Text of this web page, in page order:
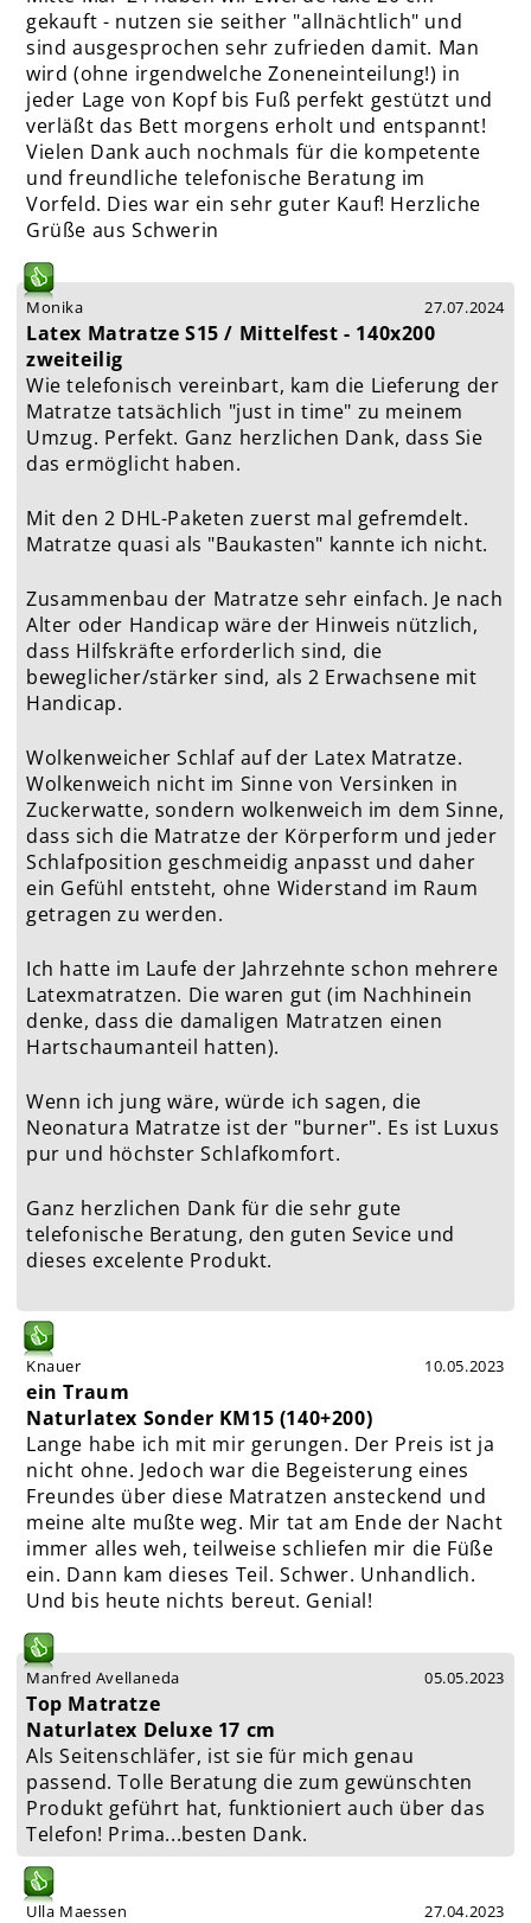
gekauft - nutzen sie seither "allnächtlich" und
sind ausgesprochen sehr zufrieden damit. Man
wird (ohne irgendwelche Zoneneinteilung!) in
jeder Lage von Kopf bis Fuß perfekt gestützt und
verläßt das Bett morgens erholt und entspannt!
Vielen Dank auch nochmals für die kompetente
und freundliche telefonische Beratung im
Vorfeld. Dies war ein sehr guter Kauf! Herzliche
Grüße aus Schwerin
Monika 27.07.2024
Latex Matratze S15 / Mittelfest - 140x200
zweiteilig
Wie telefonisch vereinbart, kam die Lieferung der
Matratze tatsächlich "just in time" zu meinem
Umzug. Perfekt. Ganz herzlichen Dank, dass Sie
das ermöglicht haben.
Mit den 2 DHL-Paketen zuerst mal gefremdelt.
Matratze quasi als "Baukasten" kannte ich nicht.
Zusammenbau der Matratze sehr einfach. Je nach
Alter oder Handicap wäre der Hinweis nützlich,
dass Hilfskräfte erforderlich sind, die
beweglicher/stärker sind, als 2 Erwachsene mit
Handicap.
Wolkenweicher Schlaf auf der Latex Matratze.
Wolkenweich nicht im Sinne von Versinken in
Zuckerwatte, sondern wolkenweich im dem Sinne,
dass sich die Matratze der Körperform und jeder
Schlafposition geschmeidig anpasst und daher
ein Gefühl entsteht, ohne Widerstand im Raum
getragen zu werden.
Ich hatte im Laufe der Jahrzehnte schon mehrere
Latexmatratzen. Die waren gut (im Nachhinein
denke, dass die damaligen Matratzen einen
Hartschaumanteil hatten).
Wenn ich jung wäre, würde ich sagen, die
Neonatura Matratze ist der "burner". Es ist Luxus
pur und höchster Schlafkomfort.
Ganz herzlichen Dank für die sehr gute
telefonische Beratung, den guten Sevice und
dieses excelente Produkt.
Knauer 10.05.2023
ein Traum
Naturlatex Sonder KM15 (140+200)
Lange habe ich mit mir gerungen. Der Preis ist ja
nicht ohne. Jedoch war die Begeisterung eines
Freundes über diese Matratzen ansteckend und
meine alte mußte weg. Mir tat am Ende der Nacht
immer alles weh, teilweise schliefen mir die Füße
ein. Dann kam dieses Teil. Schwer. Unhandlich.
Und bis heute nichts bereut. Genial!
Manfred Avellaneda 05.05.2023
Top Matratze
Naturlatex Deluxe 17 cm
Als Seitenschläfer, ist sie für mich genau
passend. Tolle Beratung die zum gewünschten
Produkt geführt hat, funktioniert auch über das
Telefon! Prima...besten Dank.
Ulla Maessen 27.04.2023